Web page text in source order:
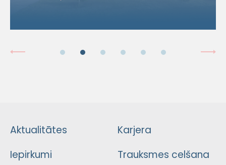
Aktualitātes
Iepirkumi
Karjera
Trauksmes celšana